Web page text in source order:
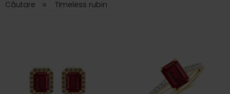
Căutare
Timeless rubin